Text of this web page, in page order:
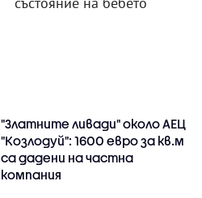
"Златните ливади" около АЕЦ
"Козлодуй": 1600 евро за кв.м
са дадени на частна
компания